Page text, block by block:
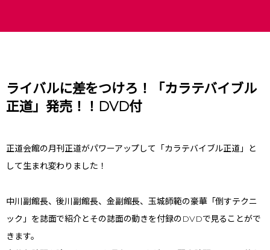
ライバルに差をつけろ！「カラテバイブル
正道」発売！！DVD付
正道会館の月刊正道がパワーアップして「カラテバイブル正道」と
して生まれ変わりました！
中川副館長、後川副館長、金副館長、玉城師範の豪華「倒すテクニ
ック」を誌面で紹介とその誌面の動きを付録のDVDで見ることがで
きます。